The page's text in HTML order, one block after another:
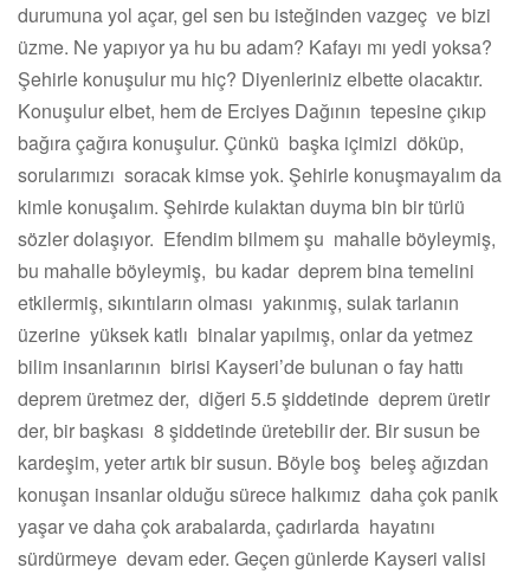
durumuna yol açar, gel sen bu isteğinden vazgeç ve bizi
üzme. Ne yapıyor ya hu bu adam? Kafayı mı yedi yoksa?
Şehirle konuşulur mu hiç? Diyenleriniz elbette olacaktır.
Konuşulur elbet, hem de Erciyes Dağının tepesine çıkıp
bağıra çağıra konuşulur. Çünkü başka içimizi döküp,
sorularımızı soracak kimse yok. Şehirle konuşmayalım da
kimle konuşalım. Şehirde kulaktan duyma bin bir türlü
sözler dolaşıyor. Efendim bilmem şu mahalle böyleymiş,
bu mahalle böyleymiş, bu kadar deprem bina temelini
etkilermiş, sıkıntıların olması yakınmış, sulak tarlanın
üzerine yüksek katlı binalar yapılmış, onlar da yetmez
bilim insanlarının birisi Kayseri’de bulunan o fay hattı
deprem üretmez der, diğeri 5.5 şiddetinde deprem üretir
der, bir başkası 8 şiddetinde üretebilir der. Bir susun be
kardeşim, yeter artık bir susun. Böyle boş beleş ağızdan
konuşan insanlar olduğu sürece halkımız daha çok panik
yaşar ve daha çok arabalarda, çadırlarda hayatını
sürdürmeye devam eder. Geçen günlerde Kayseri valisi